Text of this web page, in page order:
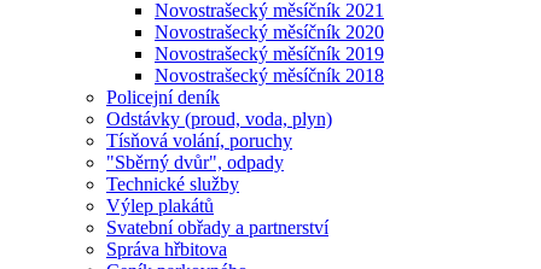
Novostrašecký měsíčník 2021
Novostrašecký měsíčník 2020
Novostrašecký měsíčník 2019
Novostrašecký měsíčník 2018
Policejní deník
Odstávky (proud, voda, plyn)
Tísňová volání, poruchy
"Sběrný dvůr", odpady
Technické služby
Výlep plakátů
Svatební obřady a partnerství
Správa hřbitova